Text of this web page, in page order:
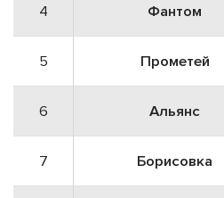
4 Фантом
5 Прометей
6 Альянс
7 Борисовка